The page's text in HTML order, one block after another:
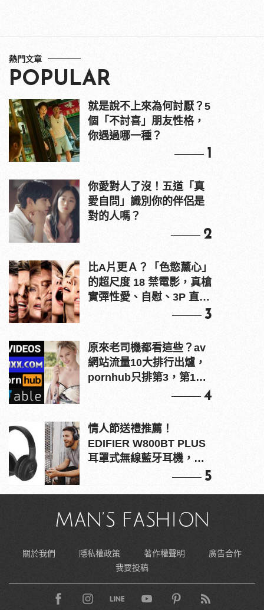
熱門文章
POPULAR
就是說不上來為何討厭？5
個「不討喜」朋友性格，
你遇過哪一種？
1
你愛對人了沒！五道「真
愛自問」識別你的伴侶是
對的人嗎？
2
比A片更Ａ？「色慾薰心」
的超尺度 18 禁電影，真槍
實彈性愛、自慰、3P 直接
3
原來老司機都看這些？av
網站流量10大排行出爐，
pornhub只排第3，第1名
4
情人節送禮推薦！
EDIFIER W800BT PLUS
耳罩式無線藍牙耳機，在
5
關於我們 隱私權政策 著作權聲明
廣告合作
我要投稿